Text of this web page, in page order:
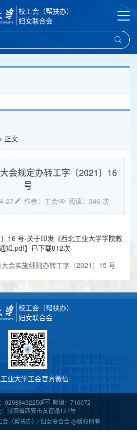
校工会（帮扶办）
妇女联合会
正文
会规定办转工字〔2021〕16
号
27 作者：工会 阅读： 346 次
16 号-关于印发《西北工业大学学院教
知.pdf】已下载812次
会实施细则办转工字〔2021〕15 号
校工会（帮扶办）
妇女联合会
业大学工会官方微信
02988492256
邮编：710072
陕西省西安市友谊路127号
（帮扶办）/ 妇女联合会 @版权所有